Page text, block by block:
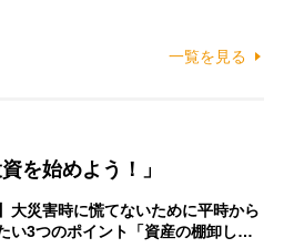
一覧を見る
を始めよう！」
大災害時に慌てないために平時から
い3つのポイント「資産の棚卸し…